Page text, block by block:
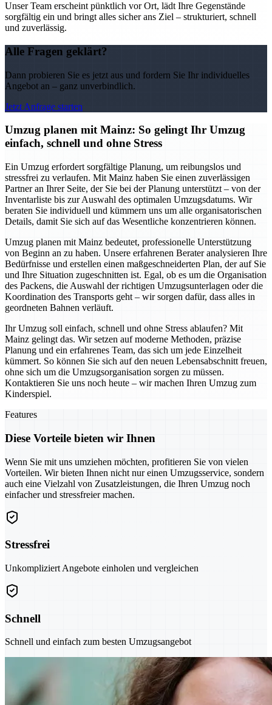
Unser Team erscheint pünktlich vor Ort, lädt Ihre Gegenstände
sorgfältig ein und bringt alles sicher ans Ziel – strukturiert, schnell
und zuverlässig.
Alle Fragen geklärt?
Dann probieren Sie es jetzt aus und fordern Sie Ihr individuelles
Angebot an – ganz unverbindlich.
Jetzt Anfrage starten
Umzug planen mit Mainz: So gelingt Ihr Umzug
einfach, schnell und ohne Stress
Ein Umzug erfordert sorgfältige Planung, um reibungslos und
stressfrei zu verlaufen. Mit Mainz haben Sie einen zuverlässigen
Partner an Ihrer Seite, der Sie bei der Planung unterstützt – von der
Inventarliste bis zur Auswahl des optimalen Umzugsdatums. Wir
beraten Sie individuell und kümmern uns um alle organisatorischen
Details, damit Sie sich auf das Wesentliche konzentrieren können.
Umzug planen mit Mainz bedeutet, professionelle Unterstützung
von Beginn an zu haben. Unsere erfahrenen Berater analysieren Ihre
Bedürfnisse und erstellen einen maßgeschneiderten Plan, der auf Sie
und Ihre Situation zugeschnitten ist. Egal, ob es um die Organisation
des Packens, die Auswahl der richtigen Umzugsunterlagen oder die
Koordination des Transports geht – wir sorgen dafür, dass alles in
geordneten Bahnen verläuft.
Ihr Umzug soll einfach, schnell und ohne Stress ablaufen? Mit
Mainz gelingt das. Wir setzen auf moderne Methoden, präzise
Planung und ein erfahrenes Team, das sich um jede Einzelheit
kümmert. So können Sie sich auf den neuen Lebensabschnitt freuen,
ohne sich um die Umzugsorganisation sorgen zu müssen.
Kontaktieren Sie uns noch heute – wir machen Ihren Umzug zum
Kinderspiel.
Features
Diese Vorteile bieten wir Ihnen
Wenn Sie mit uns umziehen möchten, profitieren Sie von vielen
Vorteilen. Wir bieten Ihnen nicht nur einen Umzugsservice, sondern
auch eine Vielzahl von Zusatzleistungen, die Ihren Umzug noch
einfacher und stressfreier machen.
Stressfrei
Unkompliziert Angebote einholen und vergleichen
Schnell
Schnell und einfach zum besten Umzugsangebot